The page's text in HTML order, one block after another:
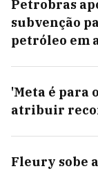
Petrobras
subvenção
petróleo em
'Meta é para
atribuir
Fleury sobe